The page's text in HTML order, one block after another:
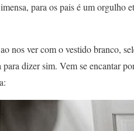
para os pais é um orgulho
nos ver com o vestido branco,
dizer sim. Vem se encantar